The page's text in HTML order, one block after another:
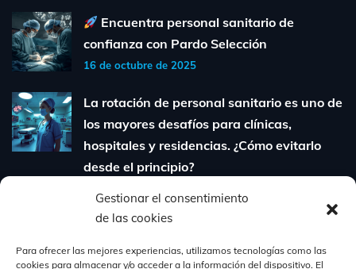
Gestionar el consentimiento
de las cookies
Para ofrecer las mejores experiencias, utilizamos tecnologías como las
cookies para almacenar y/o acceder a la información del dispositivo. El
Encuentra personal sanitario de
confianza con Pardo Selección
16 de octubre de 2025
La rotación de personal sanitario es uno de
los mayores desafíos para clínicas,
hospitales y residencias. ¿Cómo evitarlo
desde el principio?
Cómo contratar personal sanitario
cualificado sin perder tiempo ni dinero: